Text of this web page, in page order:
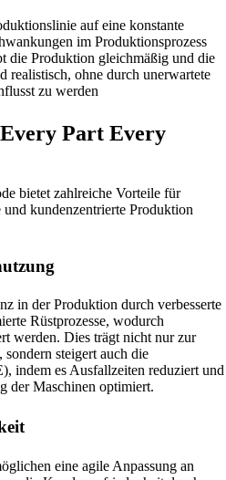
auf eine konstante
im Produktionsprozess
die Produktion gleichmäßig und die
realistisch, ohne durch unerwartete
zu werden
Part Every
bietet zahlreiche Vorteile für
kundenzentrierte Produktion
in der Produktion durch verbesserte
Rüstprozesse, wodurch
werden. Dies trägt nicht nur zur
steigert auch die
indem es Ausfallzeiten reduziert und
der Maschinen optimiert.
eine agile Anpassung an